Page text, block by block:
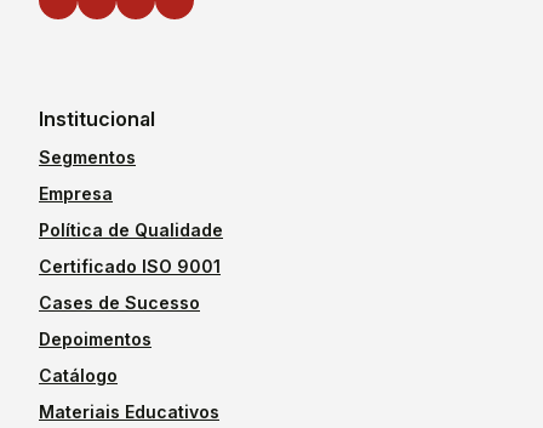
Institucional
Segmentos
Empresa
Política de Qualidade
Certificado ISO 9001
Cases de Sucesso
Depoimentos
Catálogo
Materiais Educativos